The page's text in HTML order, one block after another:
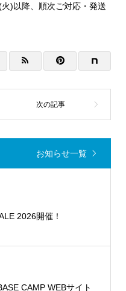
)以降、順次ご対応・発送
お知らせ一覧
2026開催！
CAMP WEBサイト